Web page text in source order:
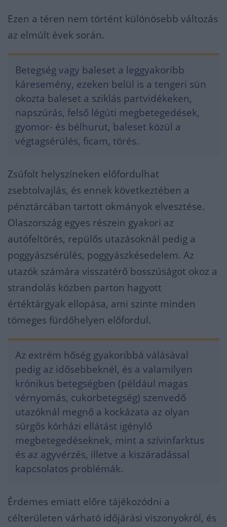
Ezen a téren nem történt különösebb változás
az elmúlt évek során.
Betegség vagy baleset a leggyakoribb
káresemény, ezeken belül is a tengeri sün
okozta baleset a sziklás partvidékeken,
napszúrás, felső légúti megbetegedések,
gyomor- és bélhurut, baleset közül a
végtagsérülés, ficam, törés.
Zsúfolt helyszíneken előfordulhat
zsebtolvajlás, és ennek következtében a
pénztárcában tartott okmányok elvesztése.
Olaszország egyes részein gyakori az
autófeltörés, repülős utazásoknál pedig a
poggyászsérülés, poggyászkésedelem. Az
utazók számára visszatérő bosszúságot okoz a
strandolás közben parton hagyott
értéktárgyak ellopása, ami szinte minden
tömeges fürdőhelyen előfordul.
Az extrém hőség gyakoribbá válásával
pedig az idősebbeknél, és a valamilyen
krónikus betegségben (például magas
vérnyomás, cukorbetegség) szenvedő
utazóknál megnő a kockázata az olyan
sürgős kórházi ellátást igénylő
megbetegedéseknek, mint a szívinfarktus
és az agyvérzés, illetve a kiszáradással
kapcsolatos problémák.
Érdemes emiatt előre tájékozódni a
célterületen várható időjárási viszonyokról, és